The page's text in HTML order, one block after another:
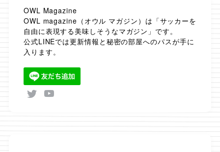
OWL Magazine
OWL magazine（オウル マガジン）は「サッカーを
自由に表現する美味しそうなマガジン」です。
公式LINEでは更新情報と秘密の部屋へのパスが手に
入ります。